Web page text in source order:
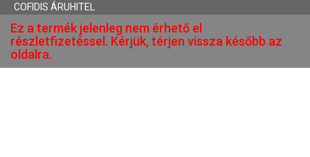
COFIDIS ÁRUHITEL
Ez a termék jelenleg nem érhető el
részletfizetéssel. Kérjük, térjen vissza később az
oldalra.